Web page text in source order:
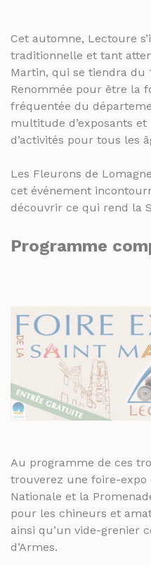
PRUNEAUX
THÉS ET INFUSIONS
MOINS DE 20€
PLUS DE 50€
À commander et retirer en
SPIRITUEUX &
ARMAGNACS
CHAMPAGNES
RHUMS ET GINS
LES VINS
VINS BLANCS MOELLEUX
VINS BLANCS SECS
VINS ROSÉS
PANIERS GOURMANDS
MOINS DE 20€
ENTRE 20€ ET 50€
PLUS DE 50€
FROMAGERIE
LA CAVE
RHUMS ET GINS
WHISKY
LES VINS
VINS BLANCS MOELLEUX
VINS ROSÉS
VINS ROUGES
Cet automne, Lectoure
traditionnelle et tant
Martin, qui se tiendra du
Renommée pour être la
fréquentée du
multitude d’exposants
d’activités pour tous les
Les Fleurons de
cet événement
découvrir ce qui rend la
Programme
Au programme de ces
trouverez une foire-
Nationale et la
pour les chineurs et
ainsi qu’un vide-grenier
d’Armes.